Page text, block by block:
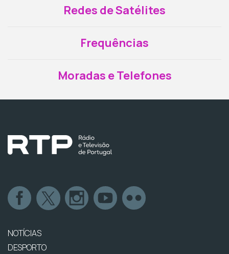
Redes de Satélites
Frequências
Moradas e Telefones
NOTÍCIAS
DESPORTO